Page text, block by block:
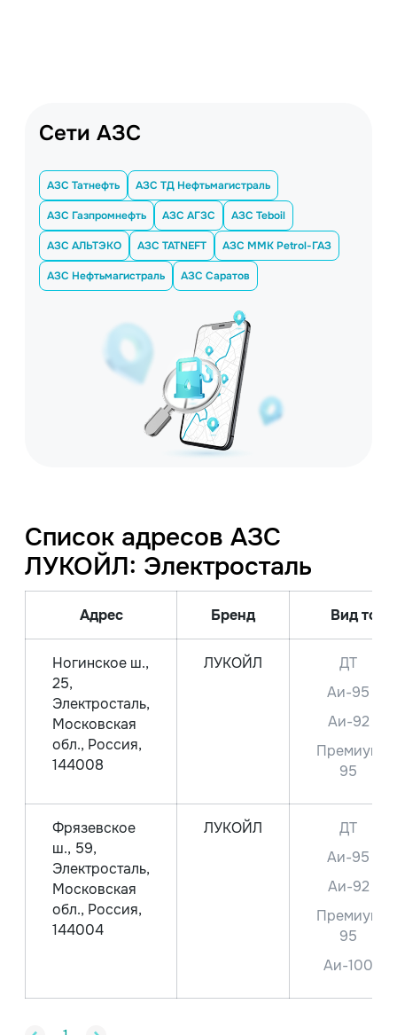
Сети АЗС
АЗС Татнефть АЗС ТД Нефтьмагистраль
АЗС Газпромнефть АЗС АГЗС АЗС Teboil
АЗС АЛЬТЭКО АЗС TATNEFT АЗС MMK Petrol-ГАЗ
АЗС Нефтьмагистраль АЗС Саратов
Список адресов АЗС
ЛУКОЙЛ: Электросталь
Адрес Бренд Вид
Ногинское ш.,
25,
Электросталь,
Московская
обл., Россия,
144008
ЛУКОЙЛ
ДТ
Аи-95
Аи-92
Премиум
95
Фрязевское
ш., 59,
Электросталь,
Московская
обл., Россия,
144004
ЛУКОЙЛ
ДТ
Аи-95
Аи-92
Премиум
95
Аи-100